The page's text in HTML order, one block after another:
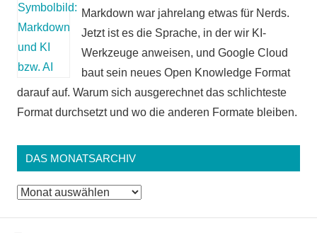
Markdown war jahrelang etwas für Nerds.
Jetzt ist es die Sprache, in der wir KI-
Werkzeuge anweisen, und Google Cloud
baut sein neues Open Knowledge Format
darauf auf. Warum sich ausgerechnet das schlichteste
Format durchsetzt und wo die anderen Formate bleiben.
DAS MONATSARCHIV
Das